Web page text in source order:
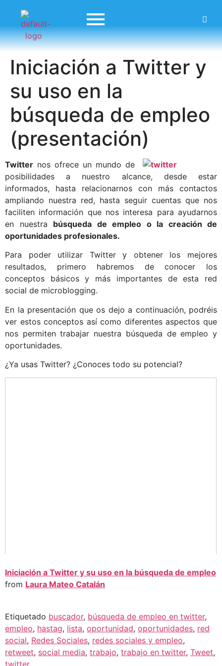
Iniciación a Twitter y
su uso en la
búsqueda de empleo
(presentación)
Twitter nos ofrece un mundo de
posibilidades a nuestro alcance, desde estar
informados, hasta relacionarnos con más contactos
ampliando nuestra red, hasta seguir cuentas que nos
faciliten información que nos interesa para ayudarnos
en nuestra búsqueda de empleo o la creación de
oportunidades profesionales.
Para poder utilizar Twitter y obtener los mejores
resultados, primero habremos de conocer los
conceptos básicos y más importantes de esta red
social de microblogging.
En la presentación que os dejo a continuación, podréis
ver estos conceptos así como diferentes aspectos que
nos permiten trabajar nuestra búsqueda de empleo y
oportunidades.
¿Ya usas Twitter? ¿Conoces todo su potencial?
Iniciación a Twitter y su uso en la búsqueda de empleo
from Laura Mateo Catalán
Etiquetado buscador, búsqueda de empleo en twitter,
empleo, hastag, lista, oportunidad, oportunidades, red
social, Redes Sociales, redes sociales y empleo,
retweet, social media, trabajo, trabajo en twitter, Tweet,
twitter